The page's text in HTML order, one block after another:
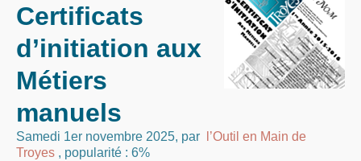
Certificats
d’initiation aux
Métiers
manuels
Samedi 1er novembre 2025, par
l’Outil en Main de
Troyes , popularité : 6%